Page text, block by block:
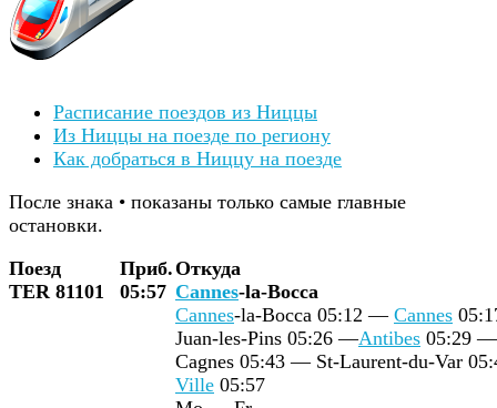
Расписание поездов из Ниццы
Из Ниццы на поезде по региону
Как добраться в Ниццу на поезде
После знака • показаны только самые главные
остановки.
Поезд
Приб.Откуда
TER 81101
05:57 Cannes-la-Bocca
Cannes-la-Bocca 05:12 — Cannes
Juan-les-Pins 05:26 —Antibes 05:29 —
Cagnes 05:43 — St-Laurent-du-Var
Ville 05:57